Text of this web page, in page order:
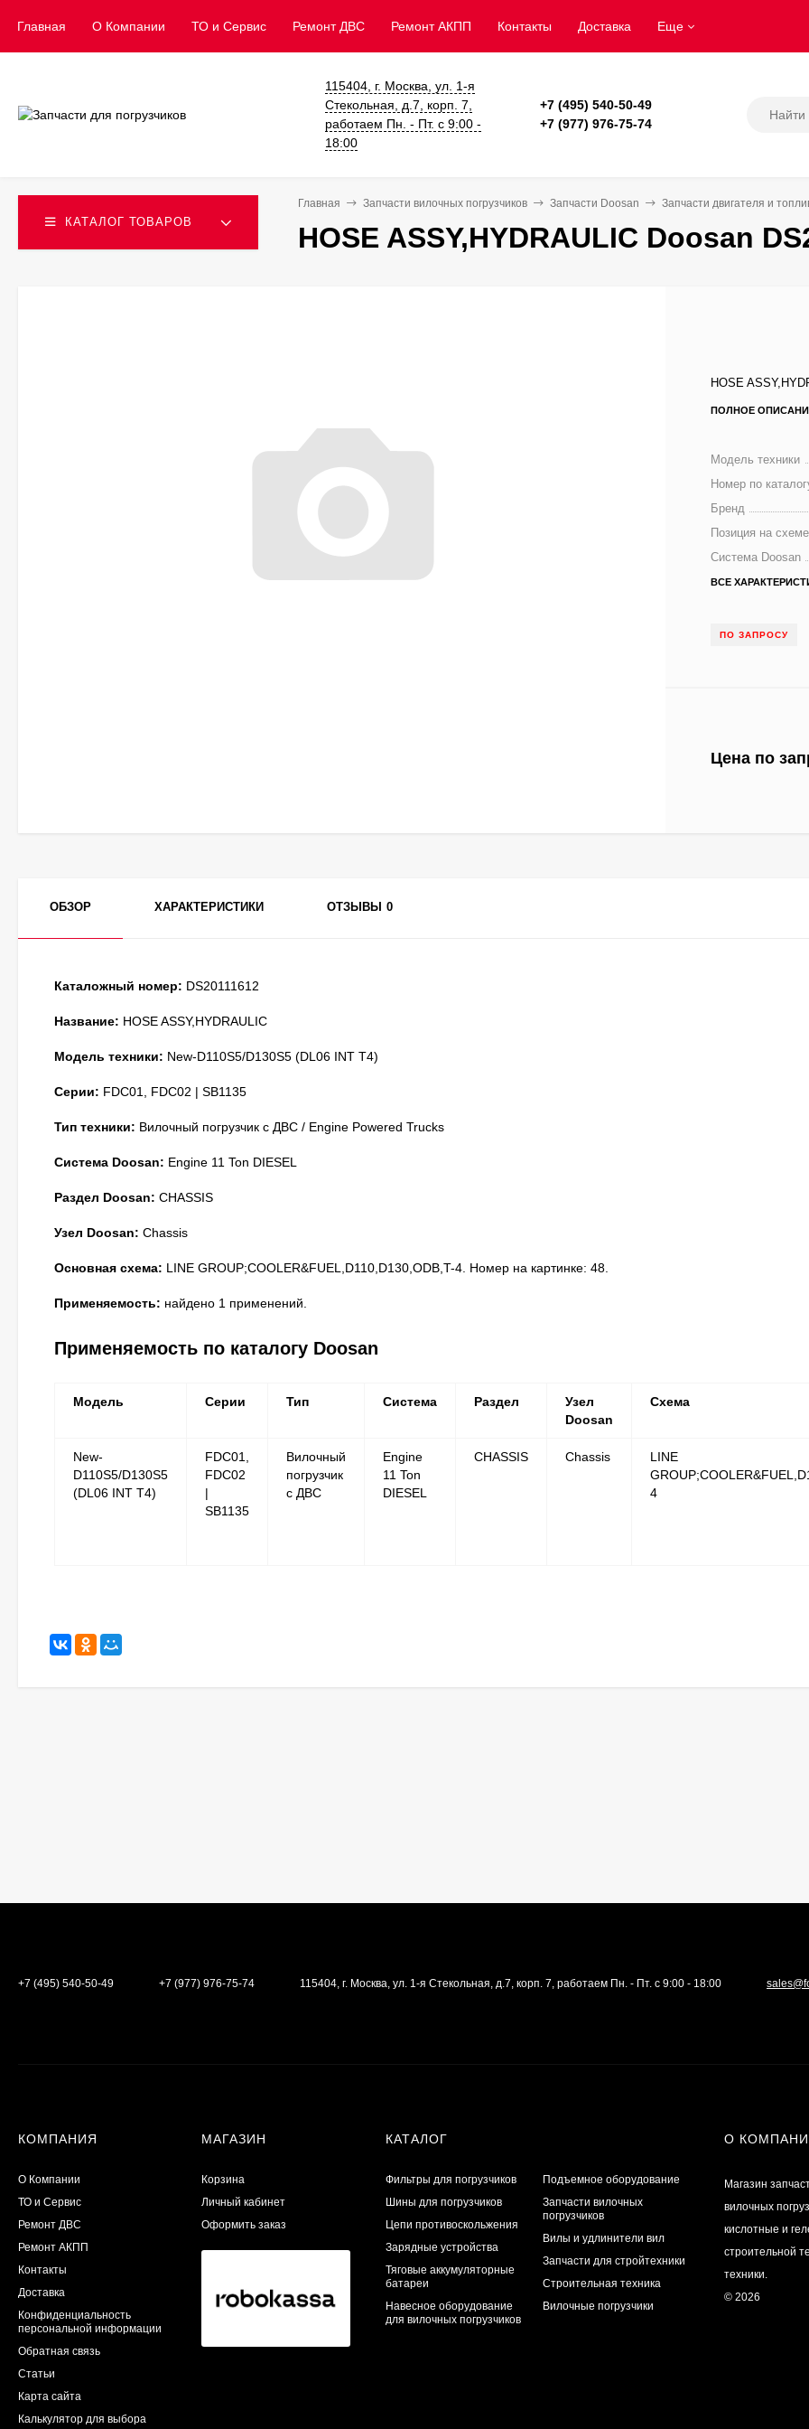
Главная О Компании ТО и Сервис ​Ремонт ДВС Ремонт АКПП Контакты Доставка Еще
115404, г. Москва, ул. 1-я
Стекольная, д.7, корп. 7,
работаем Пн. - Пт. с 9:00 -
18:00
+7 (495) 540-50-49
+7 (977) 976-75-74
КАТАЛОГ ТОВАРОВ
Главная Запчасти вилочных погрузчиков Запчасти Doosan Запчасти двигателя и
HOSE ASSY,HYDRAULIC Doosan
HOSE
ПОЛНОЕ
Модель техники
Номер по
Бренд
Позиция на
Система Doosan
ВСЕ
ПО ЗАПРОСУ
Цена по
ОБЗОР ХАРАКТЕРИСТИКИ ОТЗЫВЫ 0
Каталожный номер: DS20111612
Название: HOSE ASSY,HYDRAULIC
Модель техники: New-D110S5/D130S5 (DL06 INT T4)
Серии: FDC01, FDC02 | SB1135
Тип техники: Вилочный погрузчик с ДВС / Engine Powered Trucks
Система Doosan: Engine 11 Ton DIESEL
Раздел Doosan: CHASSIS
Узел Doosan: Chassis
Основная схема: LINE GROUP;COOLER&FUEL,D110,D130,ODB,T-4. Номер на картинке: 48.
Применяемость: найдено 1 применений.
Применяемость по каталогу Doosan
Модель Серии Тип Система Раздел
Узел
Doosan
Схема
New-
D110S5/D130S5
(DL06 INT T4)
FDC01,
FDC02
|
SB1135
Вилочный
погрузчик
с ДВС
Engine
11 Ton
DIESEL
CHASSIS Chassis
LINE
4
+7 (495) 540-50-49 +7 (977) 976-75-74 115404, г. Москва, ул. 1-я Стекольная, д.7, корп. 7, работаем Пн. - Пт. с 9:00 - 18:00
КОМПАНИЯ
О Компании
ТО и Сервис
​Ремонт ДВС
Ремонт АКПП
Контакты
Доставка
Конфиденциальность
персональной информации
Обратная связь
Статьи
Карта сайта
Калькулятор для выбора
МАГАЗИН
Корзина
Личный кабинет
Оформить заказ
КАТАЛОГ
Фильтры для погрузчиков
Шины для погрузчиков
Цепи противоскольжения
Зарядные устройства
Тяговые аккумуляторные
батареи
Навесное оборудование
для вилочных погрузчиков
Подъемное оборудование
Запчасти вилочных
погрузчиков
Вилы и удлинители вил
Запчасти для стройтехники
Строительная техника
Вилочные погрузчики
О
Магазин
вилочных
кислотные и
строительной
техники.
© 2026